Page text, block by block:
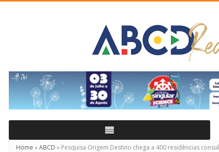
Real
Home »ABCD » Pesquisa Origem Destino chega a 400 residências